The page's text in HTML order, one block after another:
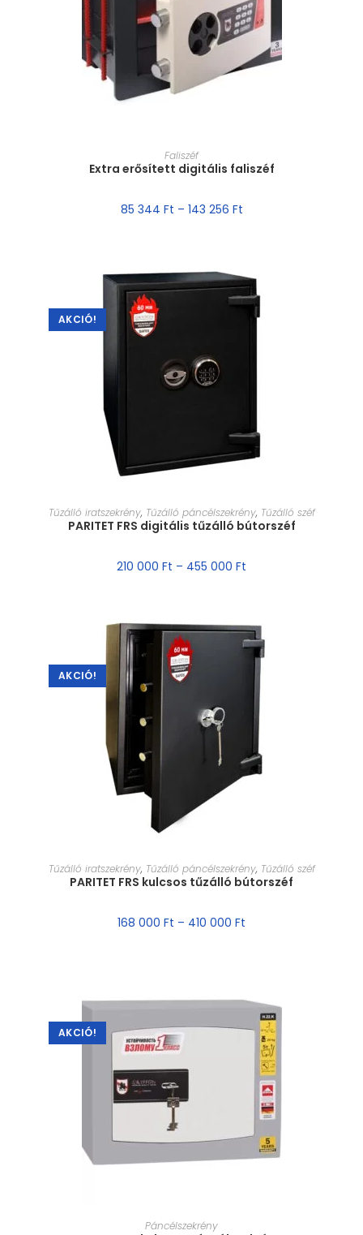
MÉRET VÁLASZTÁSA
Faliszéf
Extra erősített digitális faliszéf
85 344 Ft – 143 256 Ft
AKCIÓ!
MÉRET VÁLASZTÁSA
Tűzálló iratszekrény, Tűzálló páncélszekrény, Tűzálló széf
PARITET FRS digitális tűzálló bútorszéf
210 000 Ft – 455 000 Ft
AKCIÓ!
MÉRET VÁLASZTÁSA
Tűzálló iratszekrény, Tűzálló páncélszekrény, Tűzálló széf
PARITET FRS kulcsos tűzálló bútorszéf
168 000 Ft – 410 000 Ft
AKCIÓ!
MÉRET VÁLASZTÁSA
Páncélszekrény